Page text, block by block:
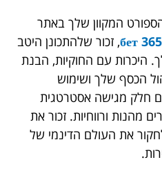
המקוון שלך באתר
бет, זכור שלהתכונן היטב
היכרות עם החוקיות, הבנת
הכסף שלך ושימוש
חלק מגישה אסטרטגית
מהנות ורווחיות. זכור את
את העולם הדינמי של